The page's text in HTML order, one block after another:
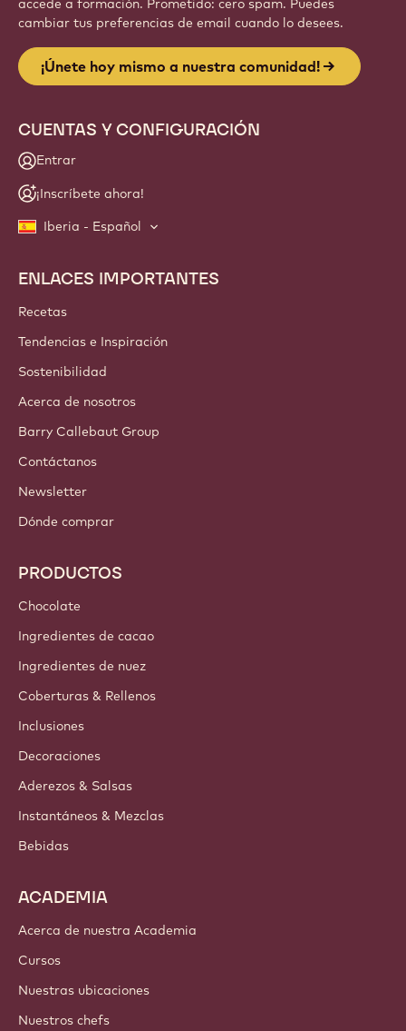
accede a formación. Prometido: cero spam. Puedes
cambiar tus preferencias de email cuando lo desees.
¡Únete hoy mismo a nuestra comunidad!
CUENTAS Y CONFIGURACIÓN
Entrar
¡Inscríbete ahora!
Iberia - Español
Footer
Callebaut
ENLACES IMPORTANTES
Recetas
Tendencias e Inspiración
Sostenibilidad
Acerca de nosotros
Barry Callebaut Group
Contáctanos
Newsletter
Dónde comprar
PRODUCTOS
Chocolate
Ingredientes de cacao
Ingredientes de nuez
Coberturas & Rellenos
Inclusiones
Decoraciones
Aderezos & Salsas
Instantáneos & Mezclas
Bebidas
ACADEMIA
Acerca de nuestra Academia
Cursos
Nuestras ubicaciones
Nuestros chefs